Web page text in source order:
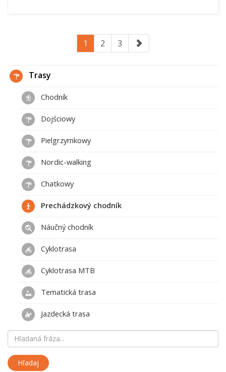
1 2 3
Trasy
Chodník
Dojściowy
Pielgrzymkowy
Nordic-walking
Chatkowy
Prechádzkový chodník
Náučný chodník
Cyklotrasa
Cyklotrasa MTB
Tematická trasa
Jazdecká trasa